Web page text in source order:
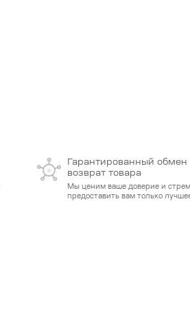
Гарантированный обмен
возврат товара
Мы ценим ваше доверие и
предоставить вам только